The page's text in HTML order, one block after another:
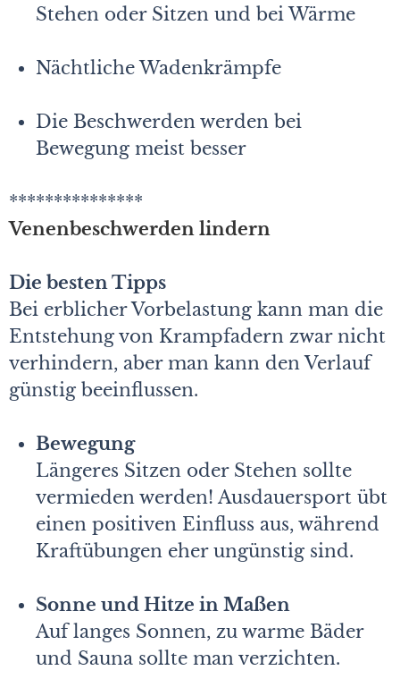
Stehen oder Sitzen und bei Wärme
Nächtliche Wadenkrämpfe
Die Beschwerden werden bei
Bewegung meist besser
***************
Venenbeschwerden lindern
Die besten Tipps
Bei erblicher Vorbelastung kann man die
Entstehung von Krampfadern zwar nicht
verhindern, aber man kann den Verlauf
günstig beeinflussen.
Bewegung
Längeres Sitzen oder Stehen sollte
vermieden werden! Ausdauersport übt
­einen positiven Einfluss aus, während
Kraftübungen eher ungünstig sind.
Sonne und Hitze in Maßen
Auf langes Sonnen, zu warme Bäder
und Sauna sollte man verzichten.